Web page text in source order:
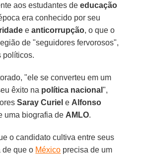
aos estudantes deeducação
era conhecido por seu
e anticorrupção, o que o
de "seguidores fervorosos",
políticos.
"ele se converteu em um
êxito na política nacional",
Saray Curiel e Alfonso
uma biografia de AMLO.
o candidato cultiva entre seus
de que o México precisa de um